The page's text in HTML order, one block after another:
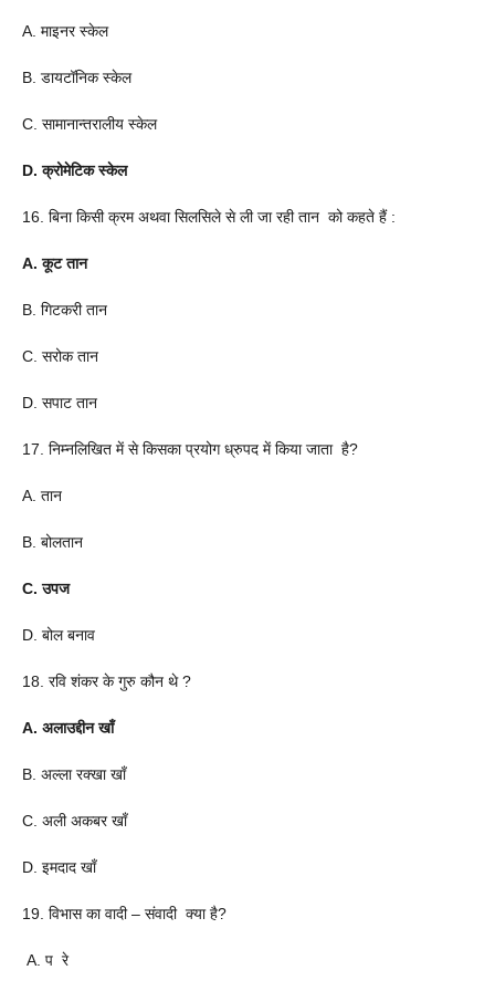
A. माइनर स्केल
B. डायटॉनिक स्केल
C. सामानान्तरालीय स्केल
D. क्रोमेटिक स्केल
16. बिना किसी क्रम अथवा सिलसिले से ली जा रही तान को कहते हैं :
A. कूट तान
B. गिटकरी तान
C. सरोक तान
D. सपाट तान
17. निम्नलिखित में से किसका प्रयोग ध्रुपद में किया जाता है?
A. तान
B. बोलतान
C. उपज
D. बोल बनाव
18. रवि शंकर के गुरु कौन थे ?
A. अलाउद्दीन खाँ
B. अल्ला रक्खा खाँ
C. अली अकबर खाँ
D. इमदाद खाँ
19. विभास का वादी – संवादी क्या है?
A. प रे